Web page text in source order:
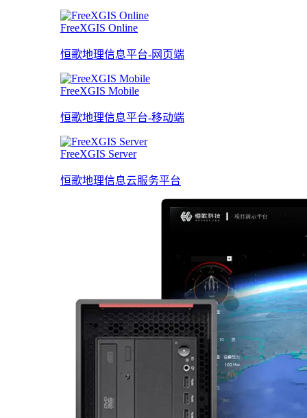
FreeXGIS Online
恒歌地理信息平台-网页端
FreeXGIS Mobile
恒歌地理信息平台-移动端
FreeXGIS Server
恒歌地理信息云服务平台